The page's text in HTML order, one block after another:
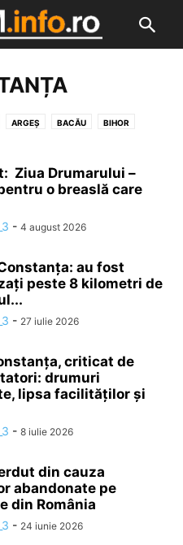
ARGEȘ BACĂU BIHOR
DÂMBOVIȚA DOLJ
ILFOV INFO
REPUBLICA MOLDOVA SĂLAJ
TELEORMAN TIMIȘ TULCEA
Ziua Drumarului –
o breaslă care
- 4 august 2026
au fost
peste 8 kilometri de
- 27 iulie 2026
criticat de
drumuri
lipsa facilităților și
- 8 iulie 2026
din cauza
abandonate pe
din România
- 24 iunie 2026